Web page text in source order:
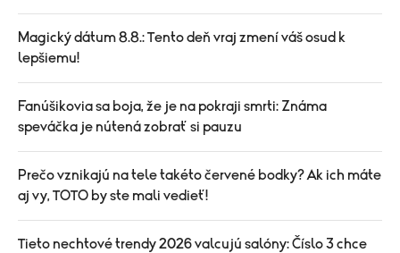
Magický dátum 8.8.: Tento deň vraj zmení váš osud k
lepšiemu!
Fanúšikovia sa boja, že je na pokraji smrti: Známa
speváčka je nútená zobrať si pauzu
Prečo vznikajú na tele takéto červené bodky? Ak ich máte
aj vy, TOTO by ste mali vedieť!
Tieto nechtové trendy 2026 valcujú salóny: Číslo 3 chce